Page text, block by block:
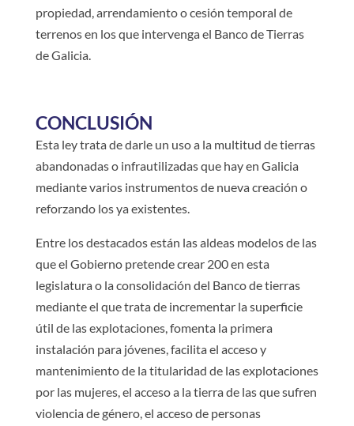
propiedad, arrendamiento o cesión temporal de
terrenos en los que intervenga el Banco de Tierras
de Galicia.
CONCLUSIÓN
Esta ley trata de darle un uso a la multitud de tierras
abandonadas o infrautilizadas que hay en Galicia
mediante varios instrumentos de nueva creación o
reforzando los ya existentes.
Entre los destacados están las aldeas modelos de las
que el Gobierno pretende crear 200 en esta
legislatura o la consolidación del Banco de tierras
mediante el que trata de incrementar la superficie
útil de las explotaciones, fomenta la primera
instalación para jóvenes, facilita el acceso y
mantenimiento de la titularidad de las explotaciones
por las mujeres, el acceso a la tierra de las que sufren
violencia de género, el acceso de personas